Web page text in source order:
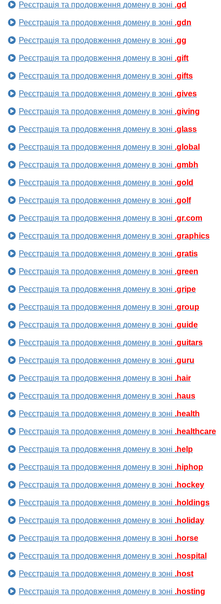
Реєстрація та продовження домену в зоні .gd
Реєстрація та продовження домену в зоні .gdn
Реєстрація та продовження домену в зоні .gg
Реєстрація та продовження домену в зоні .gift
Реєстрація та продовження домену в зоні .gifts
Реєстрація та продовження домену в зоні .gives
Реєстрація та продовження домену в зоні .giving
Реєстрація та продовження домену в зоні .glass
Реєстрація та продовження домену в зоні .global
Реєстрація та продовження домену в зоні .gmbh
Реєстрація та продовження домену в зоні .gold
Реєстрація та продовження домену в зоні .golf
Реєстрація та продовження домену в зоні .gr.com
Реєстрація та продовження домену в зоні .graphics
Реєстрація та продовження домену в зоні .gratis
Реєстрація та продовження домену в зоні .green
Реєстрація та продовження домену в зоні .gripe
Реєстрація та продовження домену в зоні .group
Реєстрація та продовження домену в зоні .guide
Реєстрація та продовження домену в зоні .guitars
Реєстрація та продовження домену в зоні .guru
Реєстрація та продовження домену в зоні .hair
Реєстрація та продовження домену в зоні .haus
Реєстрація та продовження домену в зоні .health
Реєстрація та продовження домену в зоні .healthcare
Реєстрація та продовження домену в зоні .help
Реєстрація та продовження домену в зоні .hiphop
Реєстрація та продовження домену в зоні .hockey
Реєстрація та продовження домену в зоні .holdings
Реєстрація та продовження домену в зоні .holiday
Реєстрація та продовження домену в зоні .horse
Реєстрація та продовження домену в зоні .hospital
Реєстрація та продовження домену в зоні .host
Реєстрація та продовження домену в зоні .hosting